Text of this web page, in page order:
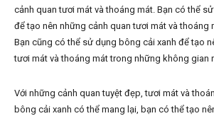
cảnh quan tươi mát và thoáng mát. Bạn có thể
để tạo nên những cảnh quan tươi mát và thoáng
Bạn cũng có thể sử dụng bông cải xanh để tạo
tươi mát và thoáng mát trong những không gian
Với những cảnh quan tuyệt đẹp, tươi mát và
bông cải xanh có thể mang lại, bạn có thể tạo